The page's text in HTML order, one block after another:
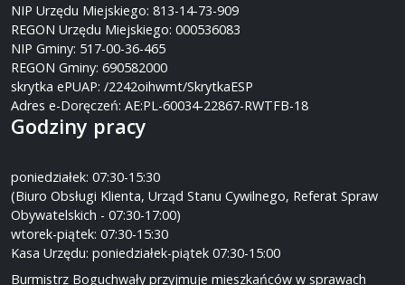
NIP Urzędu Miejskiego: 813-14-73-909
REGON Urzędu Miejskiego: 000536083
NIP Gminy: 517-00-36-465
REGON Gminy: 690582000
skrytka ePUAP: /2242oihwmt/SkrytkaESP
Adres e-Doręczeń: AE:PL-60034-22867-RWTFB-18
Godziny pracy
poniedziałek: 07:30-15:30
(Biuro Obsługi Klienta, Urząd Stanu Cywilnego, Referat Spraw
Obywatelskich - 07:30-17:00)
wtorek-piątek: 07:30-15:30
Kasa Urzędu: poniedziałek-piątek 07:30-15:00
Burmistrz Boguchwały przyjmuje mieszkańców w sprawach